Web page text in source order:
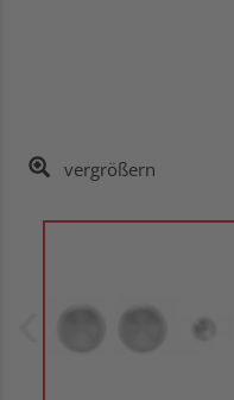
vergrößern